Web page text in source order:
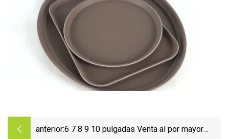
anterior:6 7 8 9 10 pulgadas Venta al por mayor